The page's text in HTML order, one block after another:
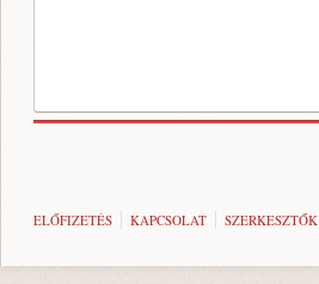
ELŐFIZETÉS KAPCSOLAT SZERKESZTŐK